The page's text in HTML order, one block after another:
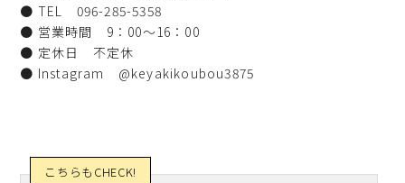
● TEL 096-285-5358
● 営業時間 9：00～16：00
● 定休日 不定休
● Instagram @keyakikoubou3875